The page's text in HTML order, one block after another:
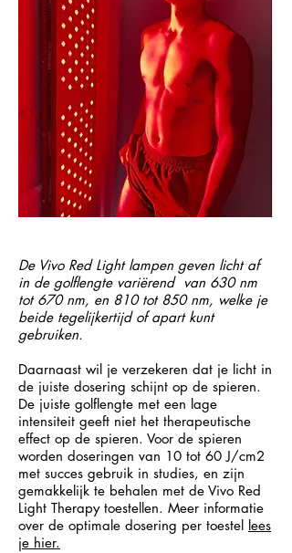
De Vivo Red Light lampen geven licht af
in de golflengte variërend van 630 nm
tot 670 nm, en 810 tot 850 nm, welke je
beide tegelijkertijd of apart kunt
gebruiken.
Daarnaast wil je verzekeren dat je licht in
de juiste dosering schijnt op de spieren.
De juiste golflengte met een lage
intensiteit geeft niet het therapeutische
effect op de spieren. Voor de spieren
worden doseringen van 10 tot 60 J/cm2
met succes gebruik in studies, en zijn
gemakkelijk te behalen met de Vivo Red
Light Therapy toestellen. Meer informatie
over de optimale dosering per toestel lees
je hier.